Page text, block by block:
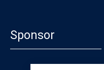
Sponsor